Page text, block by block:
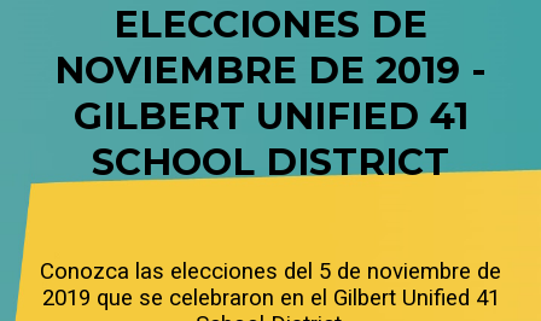
ELECCIONES DE
NOVIEMBRE DE 2019 -
GILBERT UNIFIED 41
SCHOOL DISTRICT
Conozca las elecciones del 5 de noviembre de
2019 que se celebraron en el Gilbert Unified 41